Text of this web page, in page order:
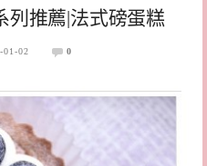
列推薦|法式磅蛋糕
01-02 0